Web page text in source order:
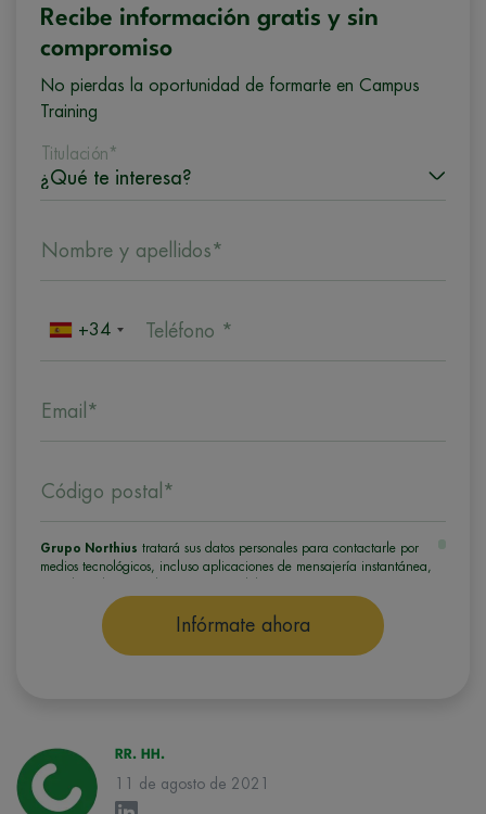
Recibe información gratis y sin
compromiso
No pierdas la oportunidad de formarte en Campus
Training
Titulación*
Nombre y apellidos*
+34 Teléfono *
Email*
Código postal*
Grupo Northius tratará sus datos personales para contactarle por
medios tecnológicos, incluso aplicaciones de mensajería instantánea,
seleccionado o de otros directamente relacionados con el interés
manifestado y, en su caso, para tramitar la contratación
correspondiente. Compartiremos su solicitud con las empresas que
Grupo Northius, con el objeto de que estas puedan
Infórmate ahora
RR. HH.
11 de agosto de 2021